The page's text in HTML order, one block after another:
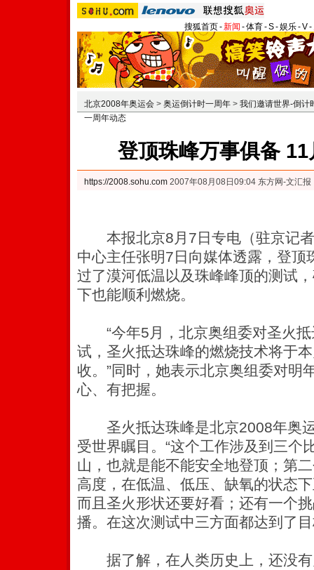
搜狐首页-新闻 -体育-S-娱乐-V-
北京2008年奥运会 > 奥运倒计时一周年 > 我们邀请世界-倒计
一周年动态
登顶珠峰万事俱备
https://2008.sohu.com 2007年08月08日09:04 东方网-文汇报
本报北京8月7日专电（驻京记者
中心主任张明7日向媒体透露，登顶
过了漠河低温以及珠峰峰顶的测试
下也能顺利燃烧。
“今年5月，北京奥组委对圣火抵
试，圣火抵达珠峰的燃烧技术将于
收。 ”同时，她表示北京奥组委对明
心、有把握。
圣火抵达珠峰是北京2008年奥运
受世界瞩目。“这个工作涉及到三个
山，也就是能不能安全地登顶；第
高度，在低温、低压、缺氧的状态
而且圣火形状还要好看；还有一个
播。在这次测试中三方面都达到了目
据了解，在人类历史上，还没有